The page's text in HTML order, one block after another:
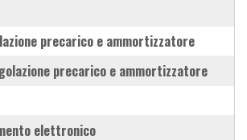
precarico e ammortizzatore
precarico e ammortizzatore
elettronico